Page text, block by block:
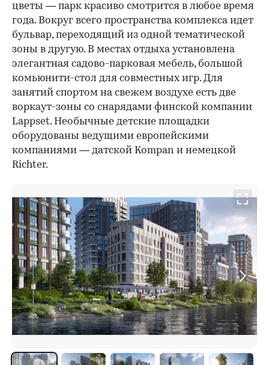
цветы — парк красиво смотрится в любое время
года. Вокруг всего пространства комплекса идет
бульвар, переходящий из одной тематической
зоны в другую. В местах отдыха установлена
элегантная садово-парковая мебель, большой
комьюнити-стол для совместных игр. Для
занятий спортом на свежем воздухе есть две
воркаут-зоны со снарядами финской компании
Lappset. Необычные детские площадки
оборудованы ведущими европейскими
компаниями — датской Kompan и немецкой
Richter.